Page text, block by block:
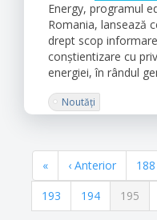
Energy, programul
Romania, lansează
drept scop
conștientizare cu
energiei, în rândul
Noutăți
Paginație
Prima
pagină
«
Pagina
anterioară
‹ Anterior 188
Pagina
193 Pagina
194
Pagina
195